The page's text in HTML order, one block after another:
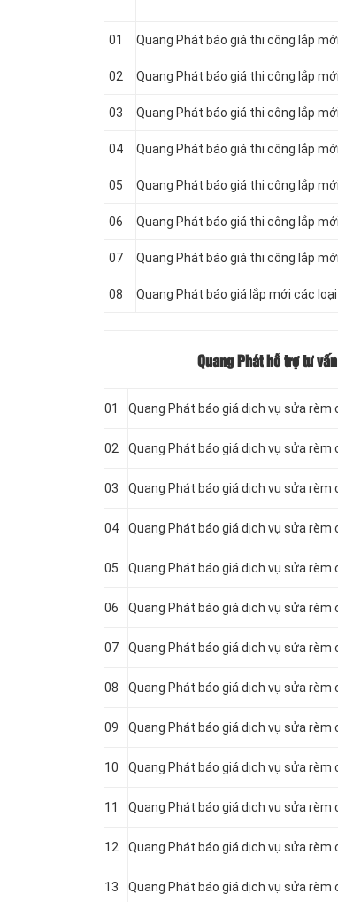
01 Quang Phát báo giá thi công lắp
02 Quang Phát báo giá thi công lắp
03 Quang Phát báo giá thi công lắp
04 Quang Phát báo giá thi công lắp
05 Quang Phát báo giá thi công lắp
06 Quang Phát báo giá thi công lắp
07 Quang Phát báo giá thi công lắp
08 Quang Phát báo giá lắp mới các
Quang Phát hỗ trợ tư
01 Quang Phát báo giá dịch vụ sửa rèm
02 Quang Phát báo giá dịch vụ sửa rèm
03 Quang Phát báo giá dịch vụ sửa rèm
04 Quang Phát báo giá dịch vụ sửa rèm
05 Quang Phát báo giá dịch vụ sửa rèm
06 Quang Phát báo giá dịch vụ sửa rèm
07 Quang Phát báo giá dịch vụ sửa rèm
08 Quang Phát báo giá dịch vụ sửa rèm
09 Quang Phát báo giá dịch vụ sửa rèm
10 Quang Phát báo giá dịch vụ sửa rèm
11 Quang Phát báo giá dịch vụ sửa rèm
12 Quang Phát báo giá dịch vụ sửa rèm
13 Quang Phát báo giá dịch vụ sửa rèm